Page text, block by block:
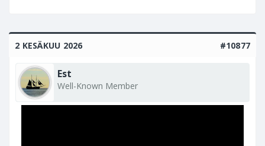
2 KESÄKUU 2026 #10877
Est
Well-Known Member